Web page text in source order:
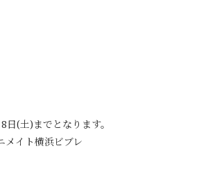
(土)までとなります。
メイト横浜ビブレ